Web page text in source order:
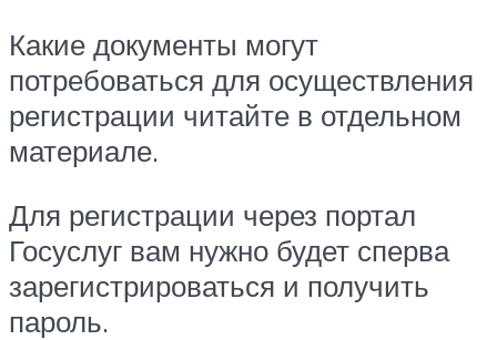
Какие документы могут
потребоваться для осуществления
регистрации читайте в отдельном
материале.
Для регистрации через портал
Госуслуг вам нужно будет сперва
зарегистрироваться и получить
пароль.